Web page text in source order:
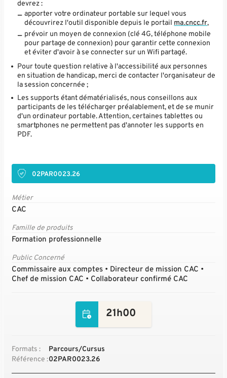
devrez :
apporter votre ordinateur portable sur lequel vous
découvrirez l'outil disponible depuis le portail ma.cncc.fr,
prévoir un moyen de connexion (clé 4G, téléphone mobile
pour partage de connexion) pour garantir cette connexion
et éviter d'avoir à se connecter sur un Wifi partagé.
Pour toute question relative à l'accessibilité aux personnes
en situation de handicap, merci de contacter l'organisateur de
la session concernée ;
Les supports étant dématérialisés, nous conseillons aux
participants de les télécharger préalablement, et de se munir
d'un ordinateur portable. Attention, certaines tablettes ou
smartphones ne permettent pas d'annoter les supports en
PDF.
02PAR0023.26
Métier
CAC
Famille de produits
Formation professionnelle
Public Concerné
Commissaire aux comptes • Directeur de mission CAC •
Chef de mission CAC • Collaborateur confirmé CAC
21h00
Formats :
Parcours/Cursus
Référence :02PAR0023.26